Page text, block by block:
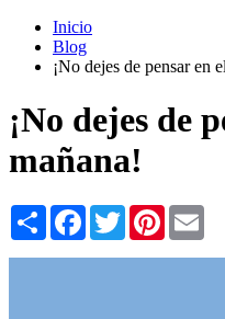
Inicio
Blog
¡No dejes de pensar en
¡No dejes de
mañana!
Share Facebook
TwitterPinterest